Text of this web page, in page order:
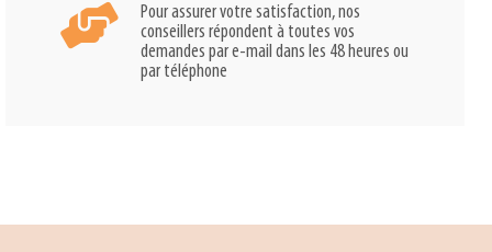
Pour assurer votre satisfaction, nos
conseillers répondent à toutes vos
demandes par e-mail dans les 48 heures ou
par téléphone